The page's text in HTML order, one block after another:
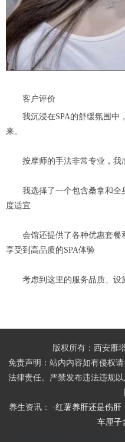
客户评价
我沉浸在SPA的舒缓氛围中
来。
按摩师的手法非常专业，我
我选择了一个包含桑拿和全
度适宜
会馆还提供了各种优惠套餐
享受到高品质的SPA体验
考虑到这里的服务品质、设
版权所有：西安雁
免责声明：站内内容如有侵权
法律责任。严禁发布违法违规
养生资讯： ·红薯养肝还是伤肝·
车厘子